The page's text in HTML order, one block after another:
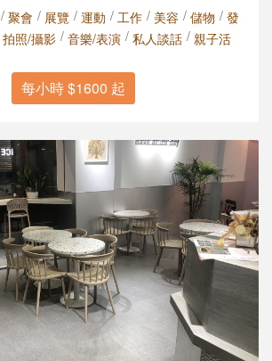
/ 聚會 / 展覽 / 運動 / 工作 / 美容 / 儲物 / 發
拍照/攝影 / 音樂/表演 / 私人談話 / 親子活
每小時 $1600 起